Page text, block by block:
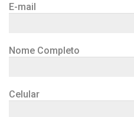
E-mail
Nome Completo
Celular